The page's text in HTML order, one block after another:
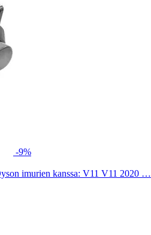
-9%
imurien kanssa: V11 V11 2020 …